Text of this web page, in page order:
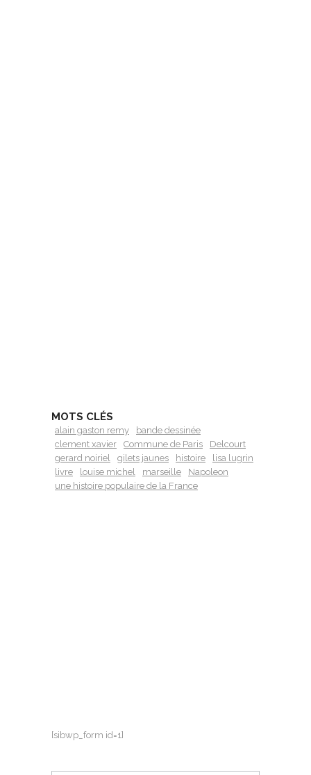
MOTS CLÉS
alain gaston remy
bande dessinée
clement xavier
Commune de Paris
Delcourt
gerard noiriel
gilets jaunes histoire
lisa lugrin
livre
louise michel marseille
Napoleon
une histoire populaire de la France
[sibwp_form id=1]